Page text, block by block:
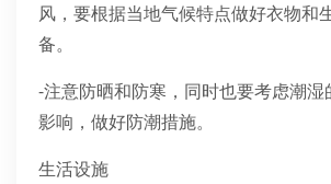
风，要根据当地气候特点做好衣物和
备。
-注意防晒和防寒，同时也要考虑潮湿
影响，做好防潮措施。
生活设施